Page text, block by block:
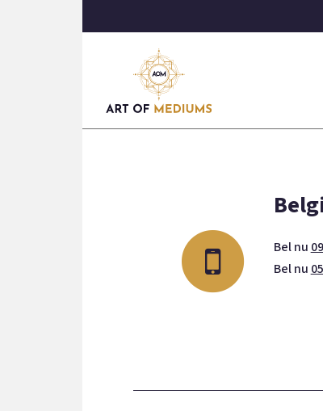
Bel nu
Bel nu